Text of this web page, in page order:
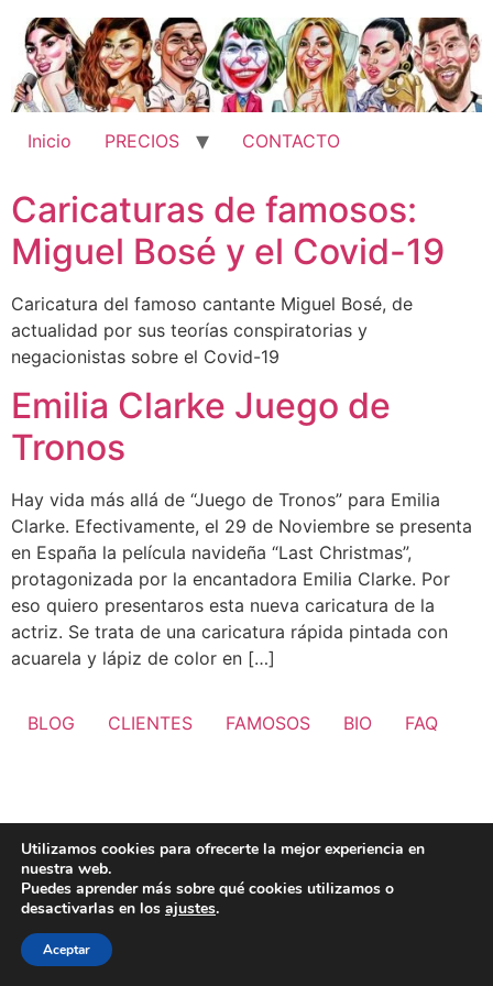
contenido
Inicio PRECIOS CONTACTO
Caricaturas de famosos:
Miguel Bosé y el Covid-19
Caricatura del famoso cantante Miguel Bosé, de
actualidad por sus teorías conspiratorias y
negacionistas sobre el Covid-19
Emilia Clarke Juego de
Tronos
Hay vida más allá de “Juego de Tronos” para Emilia
Clarke. Efectivamente, el 29 de Noviembre se presenta
en España la película navideña “Last Christmas”,
protagonizada por la encantadora Emilia Clarke. Por
eso quiero presentaros esta nueva caricatura de la
actriz. Se trata de una caricatura rápida pintada con
acuarela y lápiz de color en […]
BLOG CLIENTES FAMOSOS BIO FAQ
Utilizamos cookies para ofrecerte la mejor experiencia en
nuestra web.
Puedes aprender más sobre qué cookies utilizamos o
desactivarlas en los ajustes.
Aceptar